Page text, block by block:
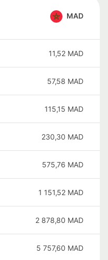
MAD
11,52 MAD
57,58 MAD
115,15 MAD
230,30 MAD
575,76 MAD
1 151,52 MAD
2 878,80 MAD
5 757,60 MAD